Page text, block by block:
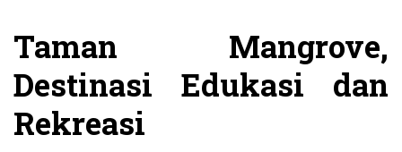
Taman Mangrove,
Destinasi Edukasi dan
Rekreasi